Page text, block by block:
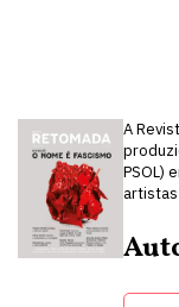
A
PSOL)
artistas